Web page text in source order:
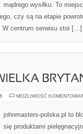
mądrego wysiłku. To
czy są na etapie
W centrum serwisu stoi […]
MOŻLIWOŚĆ
johnmasters-polska.pl to
się produktami